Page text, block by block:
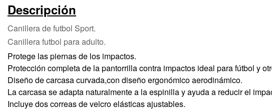
Descripción
Canillera de futbol Sport.
Canillera futbol para adulto.
Protege las piernas de los impactos.
Protección completa de la pantorrilla contra impactos ideal para fútbol y
Diseño de carcasa curvada,con diseño ergonómico aerodinámico.
La carcasa se adapta naturalmente a la espinilla y ayuda a reducir el
Incluye dos correas de velcro elásticas ajustables.